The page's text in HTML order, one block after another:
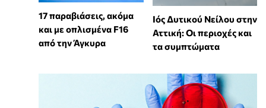
17 παραβιάσεις, ακόμα
και με οπλισμένα F16
από την Άγκυρα
Ιός Δυτικού Νείλου στην
Αττική: Οι περιοχές και
τα συμπτώματα